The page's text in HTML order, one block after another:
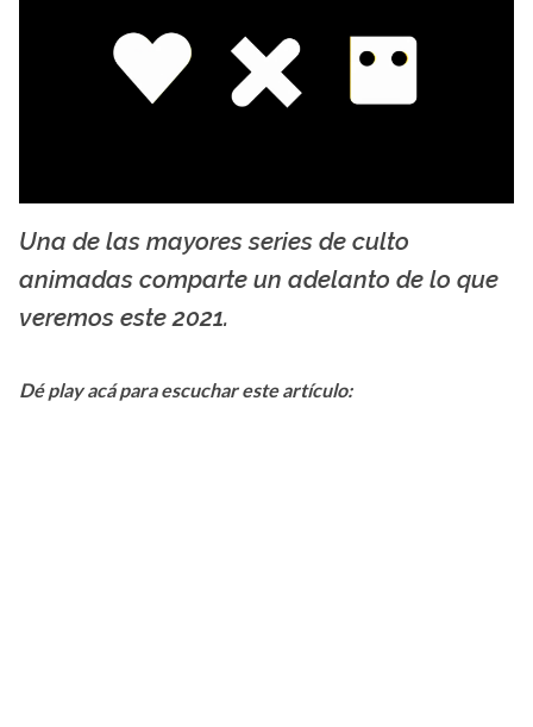
supertabthemes.com
Una de las mayores series de culto
animadas comparte un adelanto de lo que
veremos este 2021.
Dé play acá para escuchar este artículo: